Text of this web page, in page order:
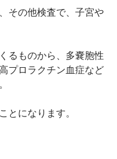
その他検査で、子宮や
るものから、多嚢胞性
プロラクチン血症など
とになります。